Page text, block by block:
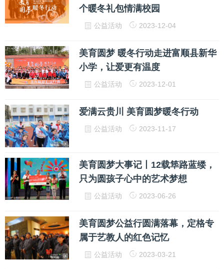
个暖冬礼包情满校园
公益活动 2023-12-04
美育圆梦 暖冬行动走进富顺县新华
小学，让爱更有温度
公益活动 2023-12-01
爱满云贵川 美育圆梦暖冬行动
公益活动 2023-11-17
美育圆梦大事记丨12载筚路蓝缕，
只为圆孩子心中的艺术梦想
公益活动 2023-06-26
美育圆梦公益行圆满落幕，定格专
属于艺教人的红色记忆
公益活动 2023-03-21